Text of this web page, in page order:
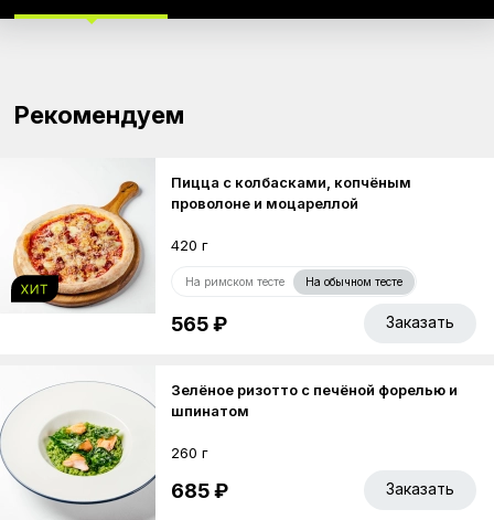
Рекомендуем
Пицца с колбасками, копчёным
проволоне и моцареллой
420 г
На римском тесте На обычном тесте
565 ₽ Заказать
Зелёное ризотто с печёной форелью и
шпинатом
260 г
685 ₽ Заказать